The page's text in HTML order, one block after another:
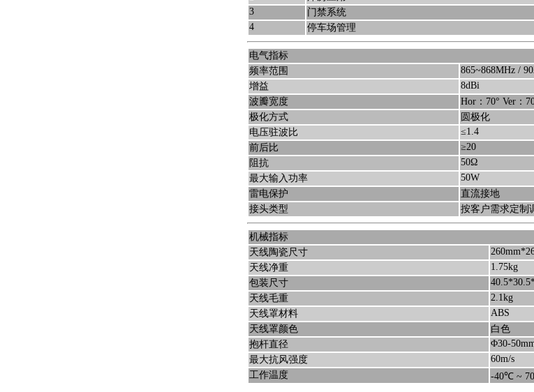
3
门禁系统
4
停车场管理
电气指标
频率范围
865~868MHz /
增益
8dBi
波瓣宽度
Hor：70° Ver：
极化方式
圆极化
电压驻波比
≤1.4
前后比
≥20
阻抗
50Ω
最大输入功率
50W
雷电保护
直流接地
接头类型
按客户需求定制
机械指标
天线陶瓷尺寸
天线净重
1.75kg
包装尺寸
天线毛重
2.1kg
天线罩材料
ABS
天线罩颜色
白色
抱杆直径
Φ30-
最大抗风强度
60m/s
工作温度
-40℃ ~